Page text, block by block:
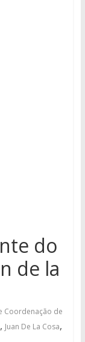
do
de la
Coordenação de
, Juan De La Cosa,